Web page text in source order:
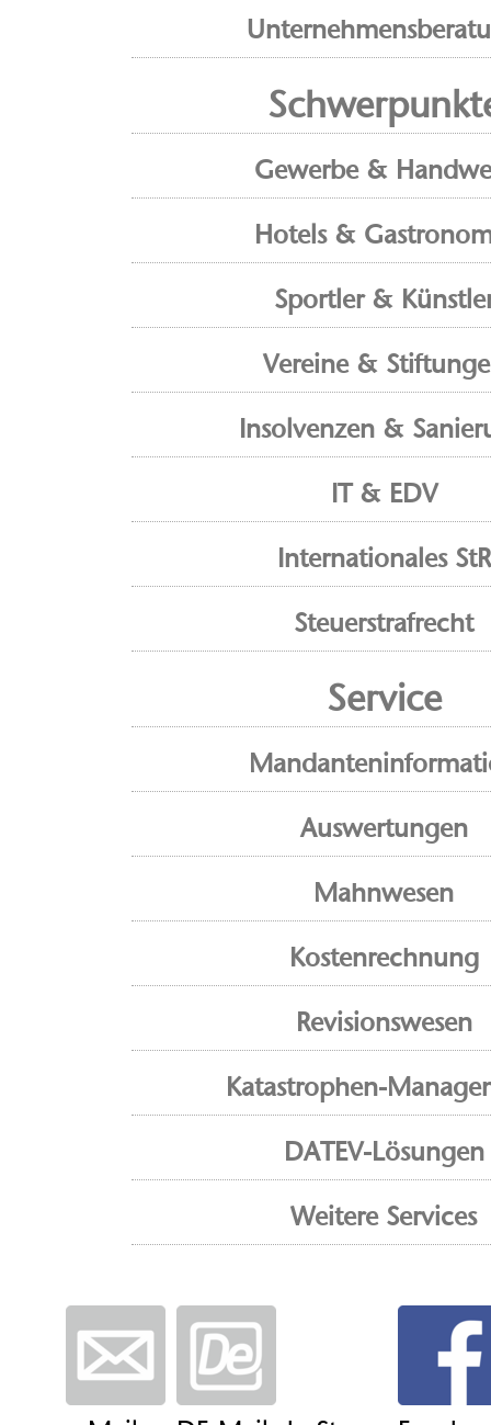
Gewerbe &
Hotels &
Sportler &
Vereine &
Insolvenzen &
IT & EDV
Internationales StR
Steuerstrafrecht
Service
Auswertungen
Mahnwesen
Kostenrechnung
Revisionswesen
Katastrophen-
DATEV-Lösungen
Weitere Services